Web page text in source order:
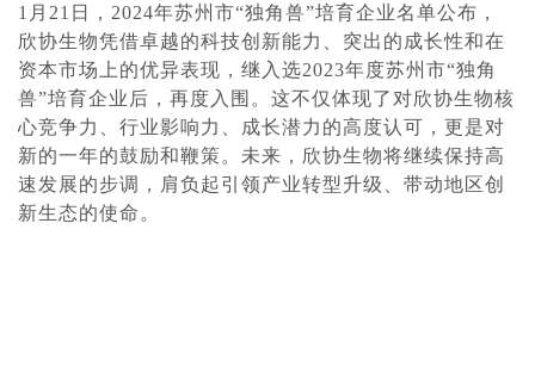
1月21日，2024年苏州市“独角兽”培育企业名单公布，
欣协生物凭借卓越的科技创新能力、突出的成长性和在
资本市场上的优异表现，继入选2023年度苏州市“独角
兽”培育企业后，再度入围。这不仅体现了对欣协生物核
心竞争力、行业影响力、成长潜力的高度认可，更是对
新的一年的鼓励和鞭策。未来，欣协生物将继续保持高
速发展的步调，肩负起引领产业转型升级、带动地区创
新生态的使命。